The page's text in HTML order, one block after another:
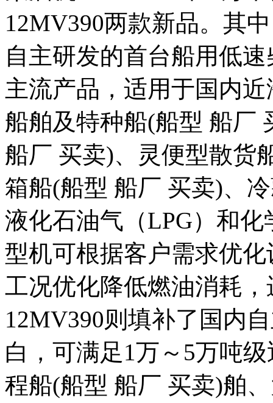
12MV390两款新品。其
自主研发的首台船用低
主流产品，适用于国内
船舶及特种船(船型 船厂
船厂 买卖)、灵便型散货
箱船(船型 船厂 买卖)、
液化石油气（LPG）和
型机可根据客户需求优
工况优化降低燃油消耗
12MV390则填补了国内
白，可满足1万～5万吨
程船(船型 船厂 买卖)舶